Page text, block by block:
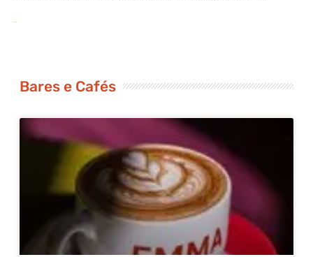
Bares e Cafés